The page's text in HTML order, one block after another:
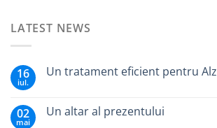
LATEST NEWS
16
iul.
Un tratament eficient pentru
02
mai
Un altar al prezentului